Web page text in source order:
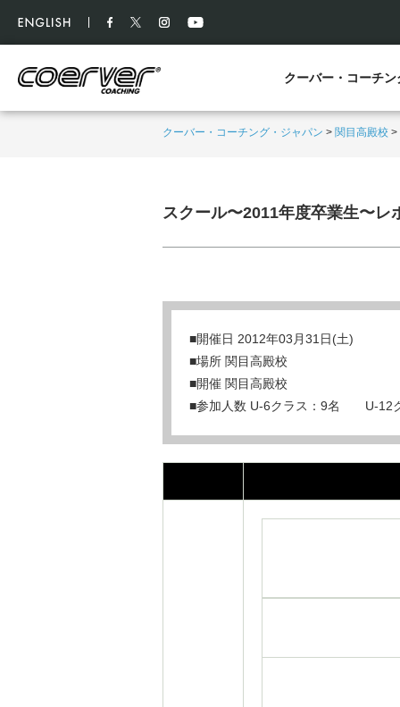
クーバー・コーチン
クーバー・コーチング・ジャパン > 関目高殿校 >
スクール〜2011年度卒業生〜レ
■開催日 2012年03月31日(土)
■場所 関目高殿校
■開催 関目高殿校
■参加人数 U-6クラス：9名 U-12